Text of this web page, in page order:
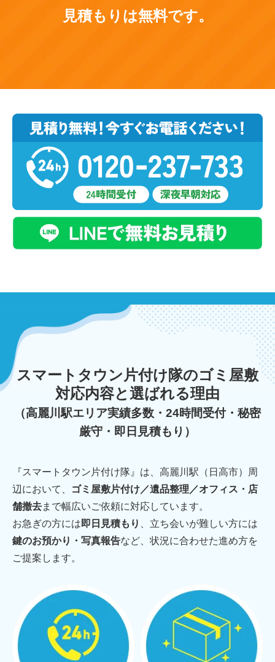
見積もりは無料です。
スマートタウン片付け隊のゴミ屋敷
対応内容と選ばれる理由
（高麗川駅エリア実績多数・24時間受付・秘密
厳守・即日見積もり）
『スマートタウン片付け隊』は、高麗川駅（日高市）周
辺において、
ゴミ屋敷片付け／遺品整理／オフィス・店
舗撤去まで幅広いご依頼に対応しています。
お急ぎの方には 即日見積もり
、立ち会いが難しい方には
鍵のお預かり・写真報告など、状況に合わせた進め方を
ご提案します。